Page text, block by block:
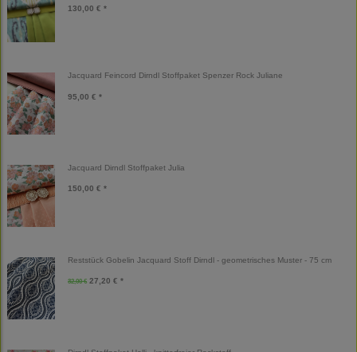
130,00 € *
Jacquard Feincord Dirndl Stoffpaket Spenzer Rock Juliane
95,00 € *
Jacquard Dirndl Stoffpaket Julia
150,00 € *
Reststück Gobelin Jacquard Stoff Dirndl - geometrisches Muster - 75 cm
32,00 € 27,20 € *